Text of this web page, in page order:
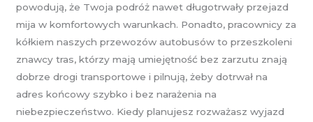
powodują, że Twoja podróż nawet długotrwały przejazd
mija w komfortowych warunkach. Ponadto, pracownicy za
kółkiem naszych przewozów autobusów to przeszkoleni
znawcy tras, którzy mają umiejętność bez zarzutu znają
dobrze drogi transportowe i pilnują, żeby dotrwał na
adres końcowy szybko i bez narażenia na
niebezpieczeństwo. Kiedy planujesz rozważasz wyjazd